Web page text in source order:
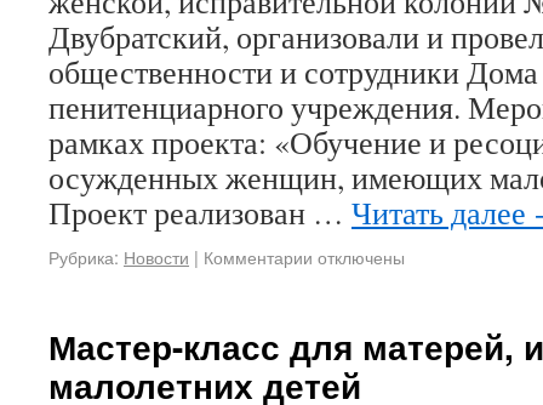
Двубратский, организовали и
общественности и сотрудники
пенитенциарного учреждения.
рамках проекта: «Обучение и
осужденных женщин, имеющих
Проект реализован … Читать далее
Рубрика: Новости | Комментарии отключены
Мастер-класс для
малолетних детей